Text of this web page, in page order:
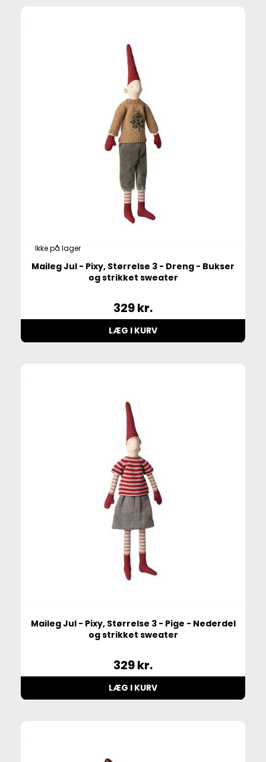
Ikke på lager
Maileg Jul - Pixy, Størrelse 3 - Dreng - Bukser
og strikket sweater
329kr.
LÆG I KURV
Maileg Jul - Pixy, Størrelse 3 - Pige - Nederdel
og strikket sweater
329kr.
LÆG I KURV